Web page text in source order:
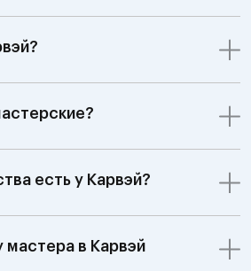
есть у Карвэй?
мастера в Карвэй